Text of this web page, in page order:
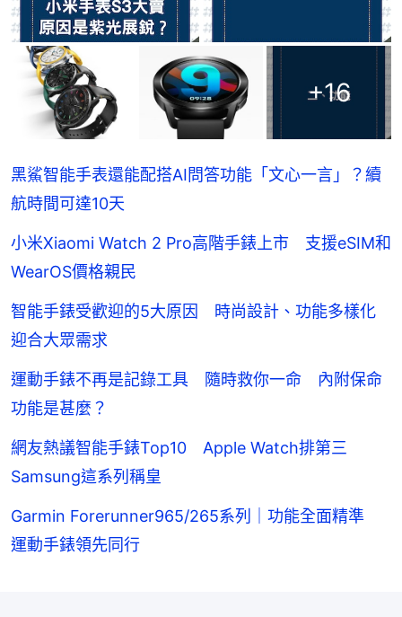
+16
黑鯊智能手表還能配搭AI問答功能「文心一言」？續
航時間可達10天
小米Xiaomi Watch 2 Pro高階手錶上市 支援eSIM和
WearOS價格親民
智能手錶受歡迎的5大原因 時尚設計、功能多樣化
迎合大眾需求
運動手錶不再是記錄工具 隨時救你一命 內附保命
功能是甚麼？
網友熱議智能手錶Top10 Apple Watch排第三
Samsung這系列稱皇
Garmin Forerunner965/265系列｜功能全面精準
運動手錶領先同行